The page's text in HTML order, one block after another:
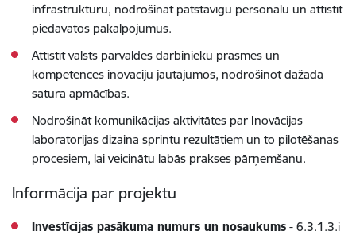
infrastruktūru, nodrošināt patstāvīgu personālu un attīstīt
piedāvātos pakalpojumus.
Attīstīt valsts pārvaldes darbinieku prasmes un
kompetences inovāciju jautājumos, nodrošinot dažāda
satura apmācības.
Nodrošināt komunikācijas aktivitātes par Inovācijas
laboratorijas dizaina sprintu rezultātiem un to pilotēšanas
procesiem, lai veicinātu labās prakses pārņemšanu.
Informācija par projektu
Investīcijas pasākuma numurs un nosaukums - 6.3.1.3.i